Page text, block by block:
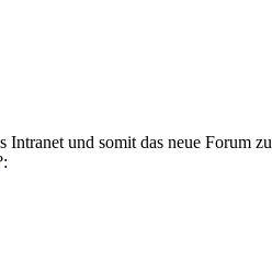
und somit das neue Forum